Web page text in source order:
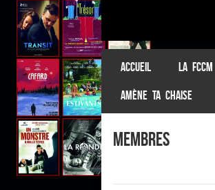
Menu
SKIP TO CONTENT
ACCUEIL LA FCCM
AMÈNE TA CHAISE
Membres